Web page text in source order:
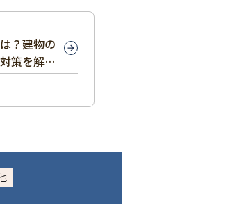
？建物の
策を解